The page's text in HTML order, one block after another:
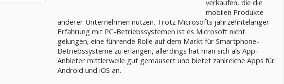
verkaufen, die die
mobilen Produkte
anderer Unternehmen nutzen. Trotz Microsofts jahrzehntelanger
Erfahrung mit PC-Betriebssystemen ist es Microsoft nicht
gelungen, eine führende Rolle auf dem Markt für Smartphone-
Betriebssysteme zu erlangen, allerdings hat man sich als App-
Anbieter mittlerweile gut gemausert und bietet zahlreiche Apps für
Android und iOS an.